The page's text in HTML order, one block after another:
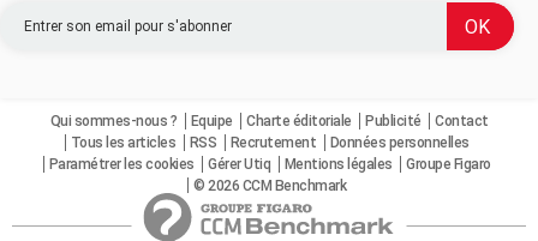
Qui sommes-nous ? Equipe Charte éditoriale Publicité
Contact
Tous les articles
RSS Recrutement
Données personnelles
Paramétrer les cookies
Gérer Utiq Mentions légales
Groupe Figaro
© 2026 CCM Benchmark